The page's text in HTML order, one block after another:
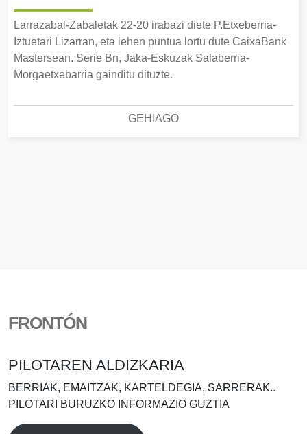
Larrazabal-Zabaletak 22-20 irabazi diete P.Etxeberria-
Iztuetari Lizarran, eta lehen puntua lortu dute CaixaBank
Mastersean. Serie Bn, Jaka-Eskuzak Salaberria-
Morgaetxebarria gainditu dituzte.
GEHIAGO
FRONTÓN
PILOTAREN ALDIZKARIA
BERRIAK, EMAITZAK, KARTELDEGIA, SARRERAK..
PILOTARI BURUZKO INFORMAZIO GUZTIA